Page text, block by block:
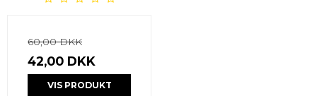
60,00 DKK
42,00 DKK
VIS PRODUKT